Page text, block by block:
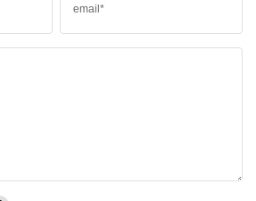
email*